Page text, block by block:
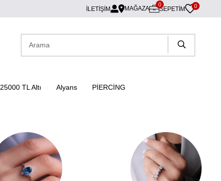
İLETİŞİM MAĞAZA SEPETIM
0 0
25000 TL Altı Alyans PİERCİNG